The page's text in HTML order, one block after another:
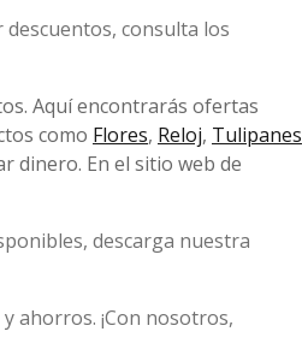
consulta los
Aquí encontrarás ofertas
como Flores, Reloj, Tulipanes
dinero. En el sitio web de
descarga nuestra
ahorros. ¡Con nosotros,